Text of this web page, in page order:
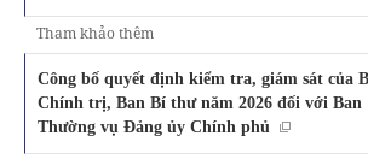
Tham khảo thêm
Công bố quyết định kiểm tra, giám sát của
Chính trị, Ban Bí thư năm 2026 đối với Ban
Thường vụ Đảng ủy Chính phủ